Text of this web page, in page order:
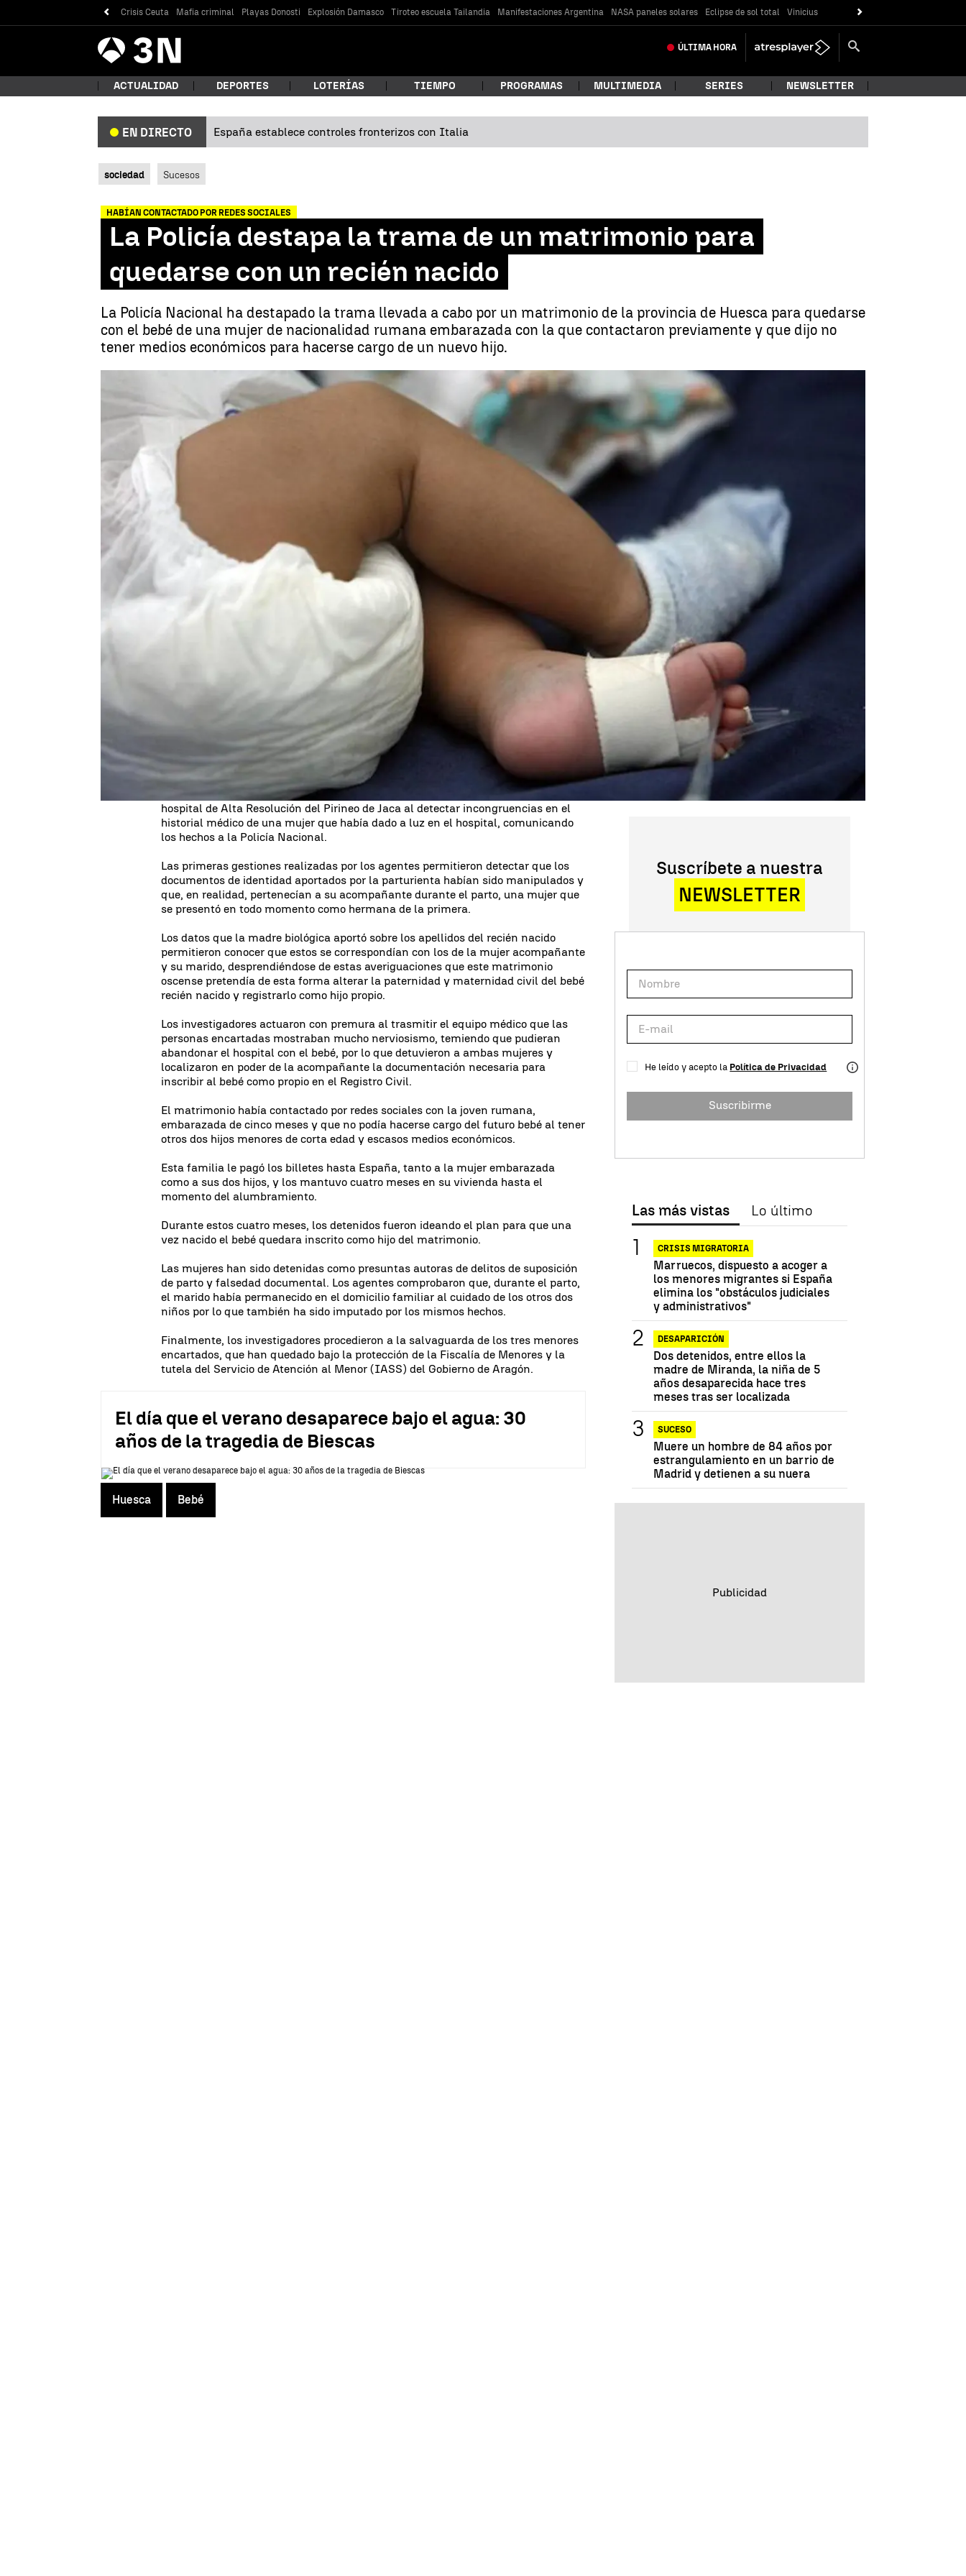
Crisis Ceuta Mafia criminal Playas Donosti Explosión Damasco Tiroteo escuela Tailandia Manifestaciones Argentina NASA paneles solares Eclipse de sol total Vinicius
Antena
3 Noticias ÚLTIMA HORA
ACTUALIDAD DEPORTES LOTERÍAS TIEMPO PROGRAMAS MULTIMEDIA SERIES NEWSLETTER
EN DIRECTO España establece controles fronterizos con Italia
sociedad Sucesos
HABÍAN CONTACTADO POR REDES SOCIALES
La Policía destapa la trama de un matrimonio para
quedarse con un recién nacido
La Policía Nacional ha destapado la trama llevada a cabo por un matrimonio de la provincia de Huesca para quedarse
con el bebé de una mujer de nacionalidad rumana embarazada con la que contactaron previamente y que dijo no
tener medios económicos para hacerse cargo de un nuevo hijo.
La Policía destapa la trama de un matrimonio para quedarse con un recién nacido |
Antena 3 Noticias
Whatsapp
Facebook
X
La investigación, que ha concluido con las dos mujeres detenidas y la imputación
del marido de una de ellas, se inició después de que el personal sanitario
detectara una serie de incongruencias en el historial médico de la parturienta.
El día del parto las dos mujeres acudieron al hospital simulando ser hermanas y
portando documentación identificativa manipulada para que el niño quedara
realmente registrado como hijo de esta última, informa la Policía Nacional en
una nota de prensa.
La investigación comenzó gracias a la actuación del personal sanitario del
hospital de Alta Resolución del Pirineo de Jaca al detectar incongruencias en el
historial médico de una mujer que había dado a luz en el hospital, comunicando
los hechos a la Policía Nacional.
Las primeras gestiones realizadas por los agentes permitieron detectar que los
documentos de identidad aportados por la parturienta habían sido manipulados y
que, en realidad, pertenecían a su acompañante durante el parto, una mujer que
se presentó en todo momento como hermana de la primera.
Los datos que la madre biológica aportó sobre los apellidos del recién nacido
permitieron conocer que estos se correspondían con los de la mujer acompañante
y su marido, desprendiéndose de estas averiguaciones que este matrimonio
oscense pretendía de esta forma alterar la paternidad y maternidad civil del bebé
recién nacido y registrarlo como hijo propio.
Los investigadores actuaron con premura al trasmitir el equipo médico que las
personas encartadas mostraban mucho nerviosismo, temiendo que pudieran
abandonar el hospital con el bebé, por lo que detuvieron a ambas mujeres y
localizaron en poder de la acompañante la documentación necesaria para
inscribir al bebé como propio en el Registro Civil.
El matrimonio había contactado por redes sociales con la joven rumana,
embarazada de cinco meses y que no podía hacerse cargo del futuro bebé al tener
otros dos hijos menores de corta edad y escasos medios económicos.
Esta familia le pagó los billetes hasta España, tanto a la mujer embarazada
como a sus dos hijos, y los mantuvo cuatro meses en su vivienda hasta el
momento del alumbramiento.
Durante estos cuatro meses, los detenidos fueron ideando el plan para que una
vez nacido el bebé quedara inscrito como hijo del matrimonio.
Las mujeres han sido detenidas como presuntas autoras de delitos de suposición
de parto y falsedad documental. Los agentes comprobaron que, durante el parto,
el marido había permanecido en el domicilio familiar al cuidado de los otros dos
niños por lo que también ha sido imputado por los mismos hechos.
Finalmente, los investigadores procedieron a la salvaguarda de los tres menores
encartados, que han quedado bajo la protección de la Fiscalía de Menores y la
tutela del Servicio de Atención al Menor (IASS) del Gobierno de Aragón.
El día que el verano desaparece bajo el agua: 30
años de la tragedia de Biescas
Huesca Bebé
Suscríbete a nuestra
NEWSLETTER
He leído y acepto la Política de Privacidad
Suscribirme
Las más vistas Lo último
CRISIS MIGRATORIA
Marruecos, dispuesto a acoger a
los menores migrantes si España
elimina los "obstáculos judiciales
y administrativos"
DESAPARICIÓN
Dos detenidos, entre ellos la
madre de Miranda, la niña de 5
años desaparecida hace tres
meses tras ser localizada
SUCESO
Muere un hombre de 84 años por
estrangulamiento en un barrio de
Madrid y detienen a su nuera